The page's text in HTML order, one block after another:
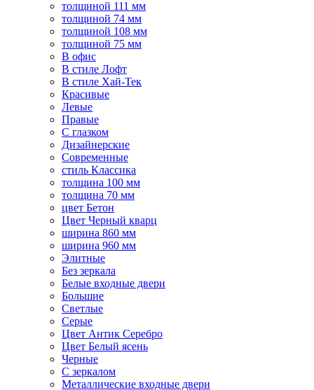
толщиной 111 мм
толщиной 74 мм
толщиной 108 мм
толщиной 75 мм
В офис
В стиле Лофт
В стиле Хай-Тек
Красивые
Левые
Правые
С глазком
Дизайнерские
Современные
стиль Классика
толщина 100 мм
толщина 70 мм
цвет Бетон
Цвет Черный кварц
ширина 860 мм
ширина 960 мм
Элитные
Без зеркала
Белые входные двери
Большие
Светлые
Серые
Цвет Антик Серебро
Цвет Белый ясень
Черные
С зеркалом
Металлические входные двери